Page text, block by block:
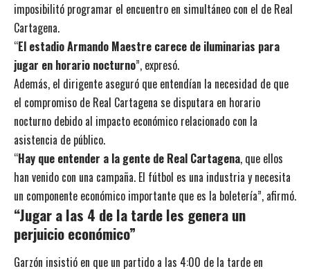
imposibilitó programar el encuentro en simultáneo con el de Real
Cartagena.
“El estadio Armando Maestre carece de iluminarias para
jugar en horario nocturno”, expresó.
Además, el dirigente aseguró que entendían la necesidad de que
el compromiso de Real Cartagena se disputara en horario
nocturno debido al impacto económico relacionado con la
asistencia de público.
“Hay que entender a la gente de Real Cartagena, que ellos
han venido con una campaña. El fútbol es una industria y necesita
un componente económico importante que es la boletería”, afirmó.
“Jugar a las 4 de la tarde les genera un
perjuicio económico”
Garzón insistió en que un partido a las 4:00 de la tarde en